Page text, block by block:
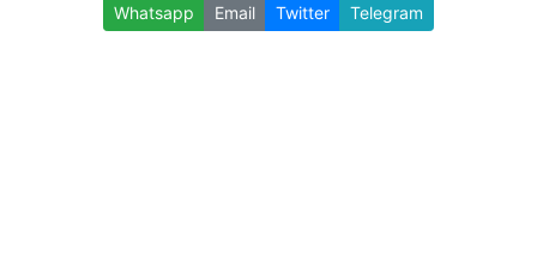
Whatsapp Email Twitter Telegram